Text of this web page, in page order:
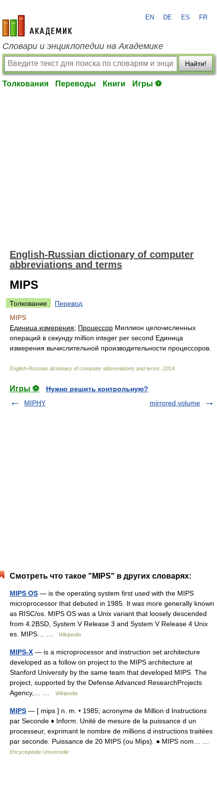
academic.ru
EN DE ES FR
Словари и энциклопедии на Академике
Найти!
Толкования Переводы Книги Игры ⚽
English-Russian dictionary of computer
abbreviations and terms
MIPS
Толкование
Перевод
MIPS
Единица измерения; Процессор Миллион целочисленных
операций в секунду million integer per second Единица
измерения вычислительной производительности процессоров.
English-Russian dictionary of computer abbreviations and terms 2014
Игры ⚽
Нужно решить контрольную?
MIPHY
mirrored volume
Смотреть что такое "MIPS" в других словарях:
MIPS OS — is the operating system first used with the MIPS
microprocessor that debuted in 1985. It was more generally known
as RISC/os. MIPS OS was a Unix variant that loosely descended
from 4.2BSD, System V Release 3 and System V Release 4 Unix
es. MIPS… …
Wikipedia
MIPS-X — is a microprocessor and instruction set architecture
developed as a follow on project to the MIPS architecture at
Stanford University by the same team that developed MIPS. The
project, supported by the Defense Advanced ResearchProjects
Agency,… …
Wikipedia
MIPS — [ mips ] n. m. • 1985; acronyme de Million d Instructions
par Seconde ♦ Inform. Unité de mesure de la puissance d un
processeur, exprimant le nombre de millions d instructions traitées
par seconde. Puissance de 20 MIPS (ou Mips). ● MIPS nom… …
Encyclopédie Universelle